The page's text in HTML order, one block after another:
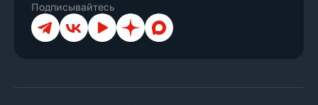
Подписывайтесь
ТелеграмВКонтакте
YouTubeДзен Max